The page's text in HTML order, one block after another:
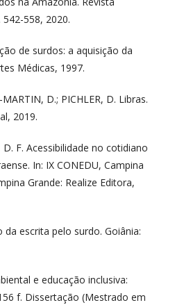
558, 2020.
de surdos: a aquisição da
Médicas, 1997.
D.; PICHLER, D. Libras.
2019.
D. F. Acessibilidade no cotidiano
In: IX CONEDU, Campina
Grande: Realize Editora,
da escrita pelo surdo. Goiânia:
e educação inclusiva:
f. Dissertação (Mestrado em